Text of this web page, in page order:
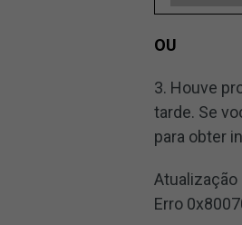
OU
3. Houve
tarde. Se
para obter
Atualização
Erro